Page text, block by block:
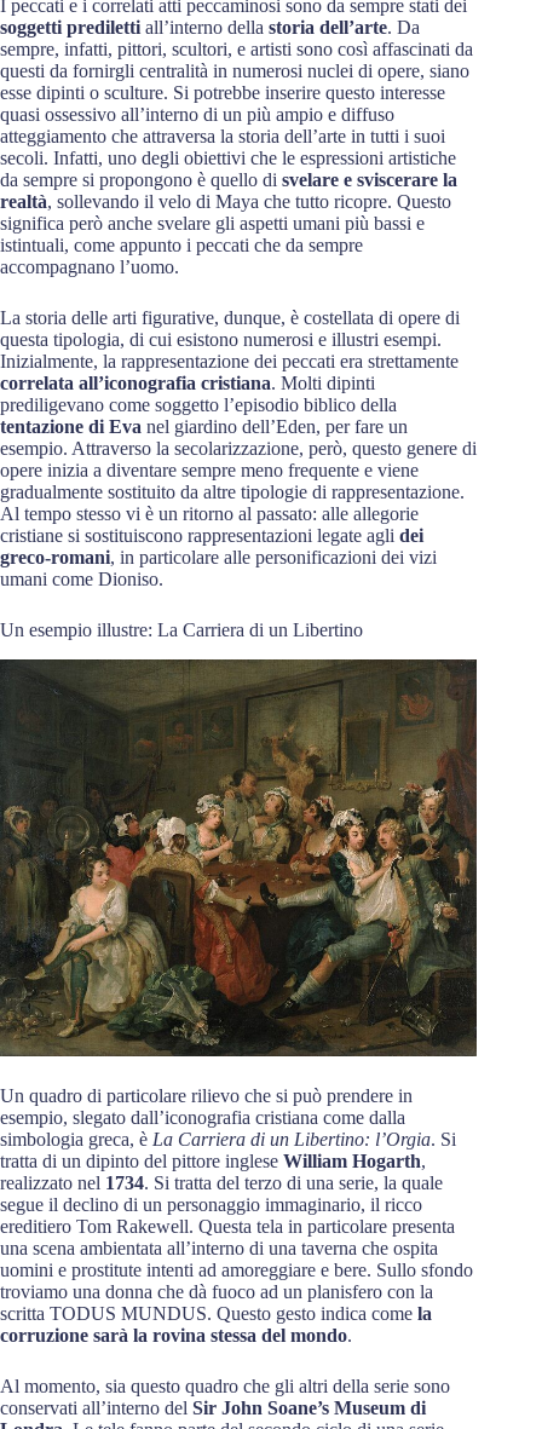
I peccati e i correlati atti peccaminosi sono da sempre stati dei
soggetti prediletti all’interno della storia dell’arte. Da
sempre, infatti, pittori, scultori, e artisti sono così affascinati da
questi da fornirgli centralità in numerosi nuclei di opere, siano
esse dipinti o sculture. Si potrebbe inserire questo interesse
quasi ossessivo all’interno di un più ampio e diffuso
atteggiamento che attraversa la storia dell’arte in tutti i suoi
secoli. Infatti, uno degli obiettivi che le espressioni artistiche
da sempre si propongono è quello di svelare e sviscerare la
realtà, sollevando il velo di Maya che tutto ricopre. Questo
significa però anche svelare gli aspetti umani più bassi e
istintuali, come appunto i peccati che da sempre
accompagnano l’uomo.
La storia delle arti figurative, dunque, è costellata di opere di
questa tipologia, di cui esistono numerosi e illustri esempi.
Inizialmente, la rappresentazione dei peccati era strettamente
correlata all’iconografia cristiana. Molti dipinti
prediligevano come soggetto l’episodio biblico della
tentazione di Eva nel giardino dell’Eden, per fare un
esempio. Attraverso la secolarizzazione, però, questo genere di
opere inizia a diventare sempre meno frequente e viene
gradualmente sostituito da altre tipologie di rappresentazione.
Al tempo stesso vi è un ritorno al passato: alle allegorie
cristiane si sostituiscono rappresentazioni legate agli dei
greco-romani, in particolare alle personificazioni dei vizi
umani come Dioniso.
Un esempio illustre: La Carriera di un Libertino
Un quadro di particolare rilievo che si può prendere in
esempio, slegato dall’iconografia cristiana come dalla
simbologia greca, è La Carriera di un Libertino: l’Orgia. Si
tratta di un dipinto del pittore inglese William Hogarth,
realizzato nel 1734. Si tratta del terzo di una serie, la quale
segue il declino di un personaggio immaginario, il ricco
ereditiero Tom Rakewell. Questa tela in particolare presenta
una scena ambientata all’interno di una taverna che ospita
uomini e prostitute intenti ad amoreggiare e bere. Sullo sfondo
troviamo una donna che dà fuoco ad un planisfero con la
scritta TODUS MUNDUS. Questo gesto indica come la
corruzione sarà la rovina stessa del mondo.
Al momento, sia questo quadro che gli altri della serie sono
conservati all’interno del Sir John Soane’s Museum di